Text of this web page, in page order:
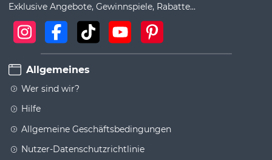
Exklusive Angebote, Gewinnspiele, Rabatte...
Allgemeines
Wer sind wir?
Hilfe
Allgemeine Geschäftsbedingungen
Nutzer-Datenschutzrichtlinie